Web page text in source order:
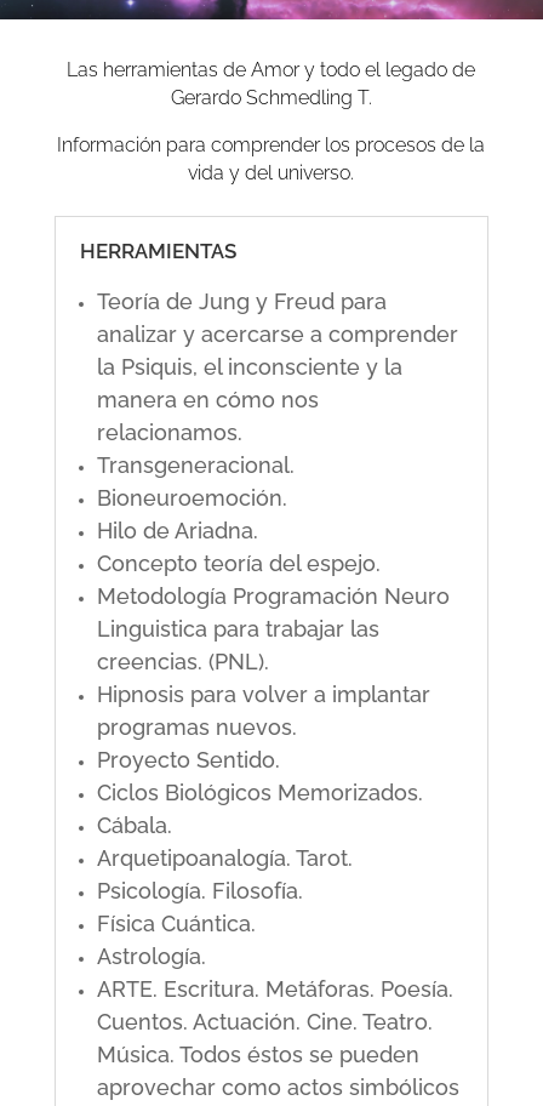
Las herramientas de Amor y todo el legado de
Gerardo Schmedling T.
Información para comprender los procesos de la
vida y del universo.
HERRAMIENTAS
Teoría de Jung y Freud para
analizar y acercarse a comprender
la Psiquis, el inconsciente y la
manera en cómo nos
relacionamos.
Transgeneracional.
Bioneuroemoción.
Hilo de Ariadna.
Concepto teoría del espejo.
Metodología Programación Neuro
Linguistica para trabajar las
creencias. (PNL).
Hipnosis para volver a implantar
programas nuevos.
Proyecto Sentido.
Ciclos Biológicos Memorizados.
Cábala.
Arquetipoanalogía. Tarot.
Psicología. Filosofía.
Física Cuántica.
Astrología.
ARTE. Escritura. Metáforas. Poesía.
Cuentos. Actuación. Cine. Teatro.
Música. Todos éstos se pueden
aprovechar como actos simbólicos